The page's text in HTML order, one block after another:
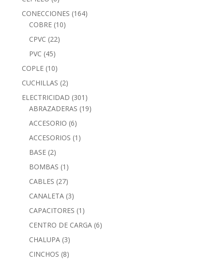
CONECCIONES (164)
COBRE (10)
CPVC (22)
PVC (45)
COPLE (10)
CUCHILLAS (2)
ELECTRICIDAD (301)
ABRAZADERAS (19)
ACCESORIO (6)
ACCESORIOS (1)
BASE (2)
BOMBAS (1)
CABLES (27)
CANALETA (3)
CAPACITORES (1)
CENTRO DE CARGA (6)
CHALUPA (3)
CINCHOS (8)